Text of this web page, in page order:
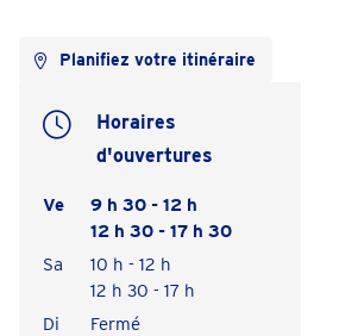
Planifiez votre itinéraire
Horaires
d'ouvertures
Ve
9 h 30 - 12 h
12 h 30 - 17 h 30
Sa
10 h - 12 h
12 h 30 - 17 h
Di
Fermé